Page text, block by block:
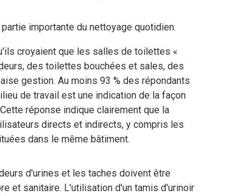
importante du nettoyage quotidien.
croyaient que les salles de toilettes «
des toilettes bouchées et sales, des
gestion. Au moins 93 % des répondants
de travail est une indication de la façon
réponse indique clairement que la
directs et indirects, y compris les
dans le même bâtiment.
d'urines et les taches doivent être
et sanitaire. L'utilisation d'un tamis d'urinoir